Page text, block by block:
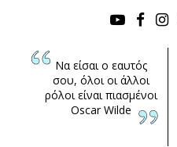
Να είσαι ο εαυτός
σου, όλοι οι άλλοι
ρόλοι είναι πιασμένοι
Oscar Wilde